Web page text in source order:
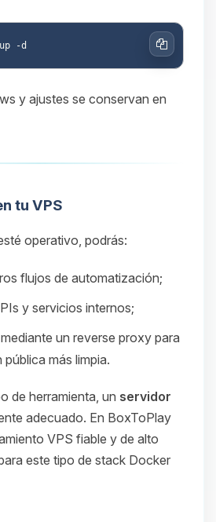
Copiar
y ajustes se conservan en
tu VPS
operativo, podrás:
flujos de automatización;
y servicios internos;
un reverse proxy para
más limpia.
de herramienta, un servidor
adecuado. En BoxToPlay
VPS fiable y de alto
este tipo de stack Docker